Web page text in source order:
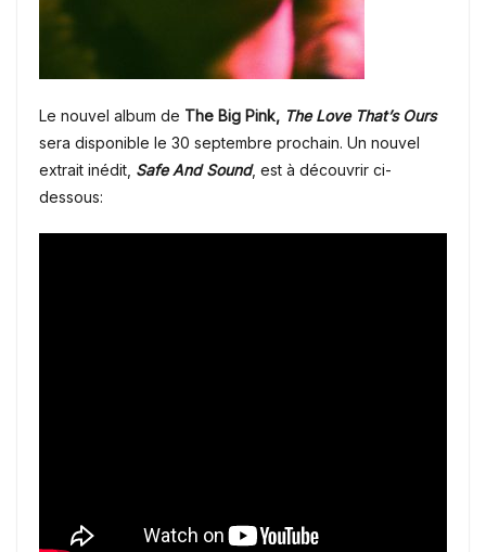
Le nouvel album de The Big Pink, The Love That’s Ours
sera disponible le 30 septembre prochain. Un nouvel
extrait inédit, Safe And Sound, est à découvrir ci-
dessous: